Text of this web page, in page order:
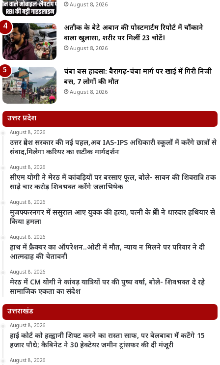
August 8, 2026
अतीक के बेटे अबान की पोस्टमार्टम रिपोर्ट में चौंकाने
वाला खुलासा, शरीर पर मिलीं 23 चोटें!
August 8, 2026
चंबा बस हादसा: बैरागढ़-चंबा मार्ग पर खाई में गिरी निजी
बस, 7 लोगों की मौत
August 8, 2026
उत्तर प्रदेश
August 8, 2026
उत्तर प्रदेश सरकार की नई पहल,अब IAS-IPS अधिकारी स्कूलों में करेंगे छात्रों से
संवाद,मिलेगा करियर का सटीक मार्गदर्शन
August 8, 2026
सीएम योगी ने मेरठ में कांवड़ियों पर बरसाए फूल, बोले- सावन की शिवरात्रि तक
साढ़े चार करोड़ शिवभक्त करेंगे जलाभिषेक
August 8, 2026
मुजफ्फरनगर में ससुराल आए युवक की हत्या, पत्नी के प्रेमी ने धारदार हथियार से
किया हमला
August 8, 2026
हाथ में फ्रैक्चर का ऑपरेशन..ओटी में मौत, न्याय न मिलने पर परिवार ने दी
आत्मदाह की चेतावनी
August 8, 2026
मेरठ में CM योगी ने कांवड़ यात्रियों पर की पुष्प वर्षा, बोले- शिवभक्त दे रहे
सामाजिक एकता का संदेश
उत्तराखंड
August 8, 2026
हाई कोर्ट को हल्द्वानी शिफ्ट करने का रास्ता साफ, पर बेलबाबा में कटेंगे 15
हजार पौधे; कैबिनेट ने 30 हेक्टेयर जमीन ट्रांसफर की दी मंजूरी
August 8, 2026